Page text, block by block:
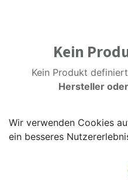
Kein
Kein Produkt
Hersteller
Wir verwenden Cookies
ein besseres